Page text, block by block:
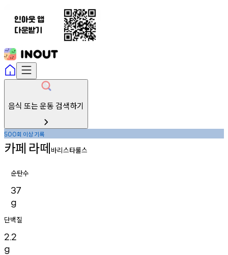
음식 또는 운동 검색하기
500회 이상기록
카페 라떼바리스타룰스
순탄수
37
g
단백질
2.2
g